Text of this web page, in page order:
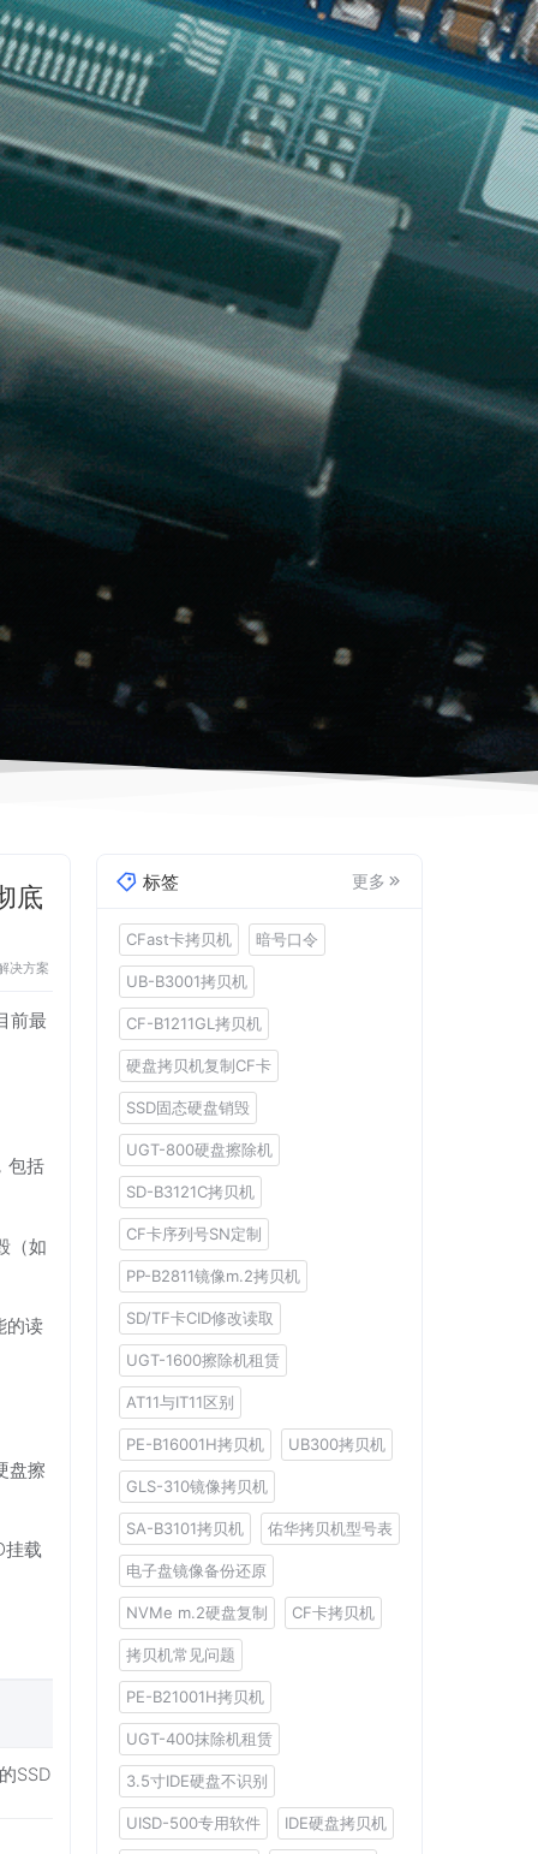
底
决方案
前最
包括
（如
的读
盘擦
挂载
适用场景
SSD
标签 更多
CFast卡拷贝机 暗号口令
UB-B3001拷贝机
CF-B1211GL拷贝机
硬盘拷贝机复制CF卡
SSD固态硬盘销毁
UGT-800硬盘擦除机
SD-B3121C拷贝机
CF卡序列号SN定制
PP-B2811镜像m.2拷贝机
SD/TF卡CID修改读取
UGT-1600擦除机租赁
AT11与IT11区别
PE-B16001H拷贝机 UB300拷贝机
GLS-310镜像拷贝机
SA-B3101拷贝机 佑华拷贝机型号表
电子盘镜像备份还原
NVMe m.2硬盘复制 CF卡拷贝机
拷贝机常见问题
PE-B21001H拷贝机
UGT-400抹除机租赁
3.5寸IDE硬盘不识别
UISD-500专用软件 IDE硬盘拷贝机